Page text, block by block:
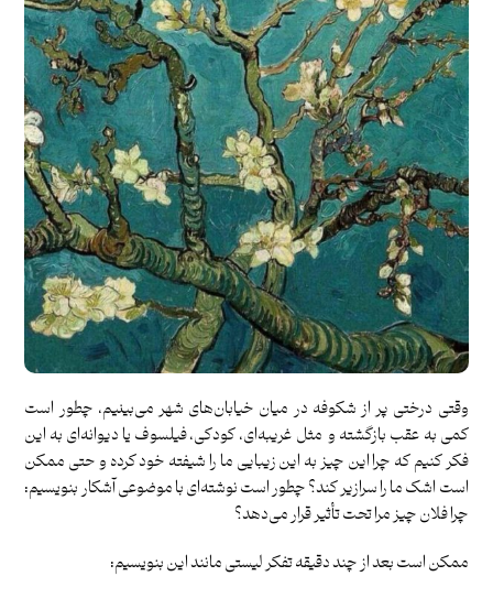
وقتی درختی پر از شکوفه در میان خیابان‌های شهر می‌بینیم، چطور است
کمی به عقب بازگشته و مثل غریبه‌ای، کودکی، فیلسوف یا دیوانه‌ای به این
فکر کنیم که چرا این چیز به این زیبایی ما را شیفته خود کرده و حتی ممکن
است اشک ما را سرازیر کند؟ چطور است نوشته‌ای با موضوعی آشکار بنویسیم‌:
چرا فلان چیز مرا تحت تأثیر قرار می‌دهد؟
ممکن است بعد از چند دقیقه تفکر لیستی مانند این بنویسیم: